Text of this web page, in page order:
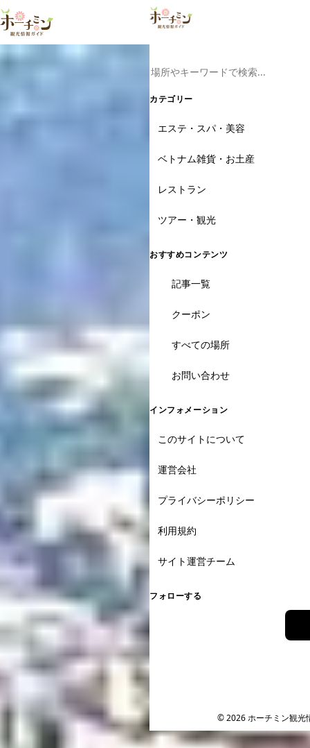
カテゴリー
エステ・スパ・美容
ベトナム雑貨・お土産
レストラン
ツアー・観光
おすすめコンテンツ
記事一覧
クーポン
すべての場所
お問い合わせ
インフォメーション
このサイトについて
運営会社
プライバシーポリシー
利用規約
サイト運営チーム
フォローする
© 2026 ホーチミン観光